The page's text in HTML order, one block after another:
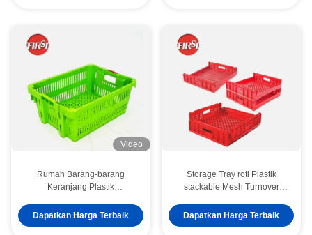
Video
Rumah Barang-barang
Keranjang Plastik
Menyimpan Buah dan
Dapatkan Harga Terbaik
Storage Tray roti Plastik
stackable Mesh Turnover
percetakan sutra
Dapatkan Harga Terbaik